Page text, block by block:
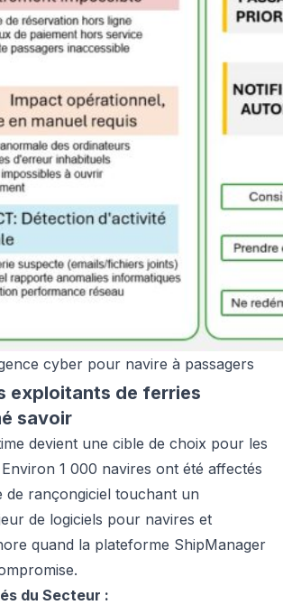
cyber pour navire à passagers
exploitants de ferries
savoir
devient une cible de choix pour les
1 000 navires ont été affectés
de rançongiciel touchant un
de logiciels pour navires et
quand la plateforme ShipManager
du Secteur :